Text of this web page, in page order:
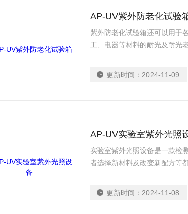
AP-UV紫外防老化试验
紫外防老化试验箱还可以用于
工、电器等材料的耐光及耐光
更新时间： 2024-11-09
AP-UV实验室紫外光照
实验室紫外光照设备是一款检
者选择新材料及改变新配方等
更新时间： 2024-11-08